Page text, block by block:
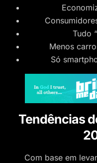
Tudo
Menos
Só
Tendências
Com base em